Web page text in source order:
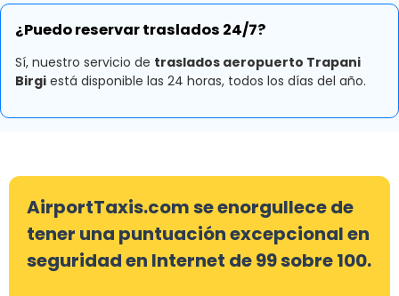
¿Puedo reservar traslados 24/7?
Sí, nuestro servicio de traslados aeropuerto Trapani
Birgi está disponible las 24 horas, todos los días del año.
AirportTaxis.com se enorgullece de
tener una puntuación excepcional en
seguridad en Internet de 99 sobre 100.